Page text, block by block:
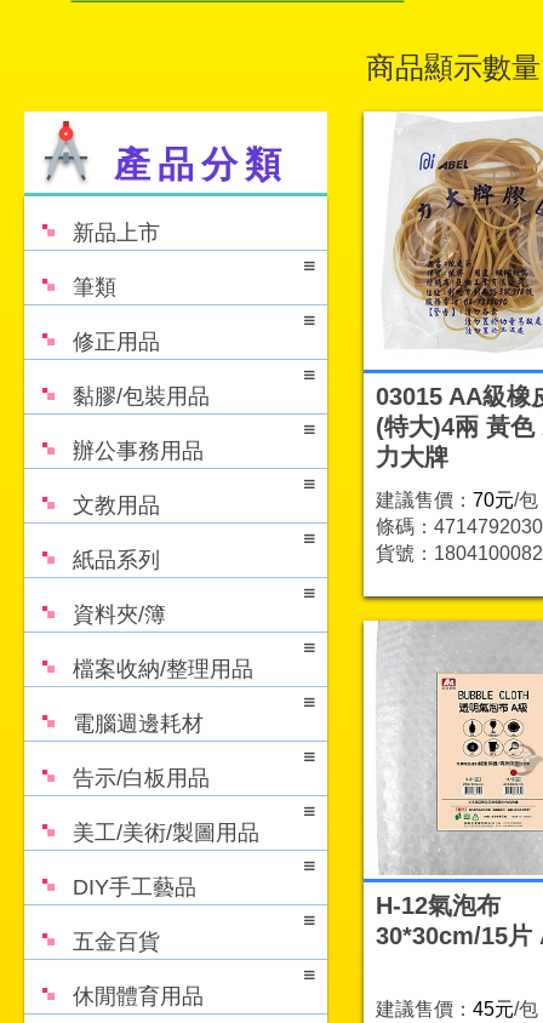
產品分類
新品上市
筆類
修正用品
黏膠/包裝用品
辦公事務用品
文教用品
紙品系列
資料夾/簿
檔案收納/整理用品
電腦週邊耗材
告示/白板用品
美工/美術/製圖用品
DIY手工藝品
五金百貨
休閒體育用品
商品顯示數量
03015 AA級橡
(特大)4兩 黃色
力大牌
建議售價： 70元/包
條碼：
貨號：1804100082
H-12氣泡布
30*30cm/15片
建議售價： 45元/包